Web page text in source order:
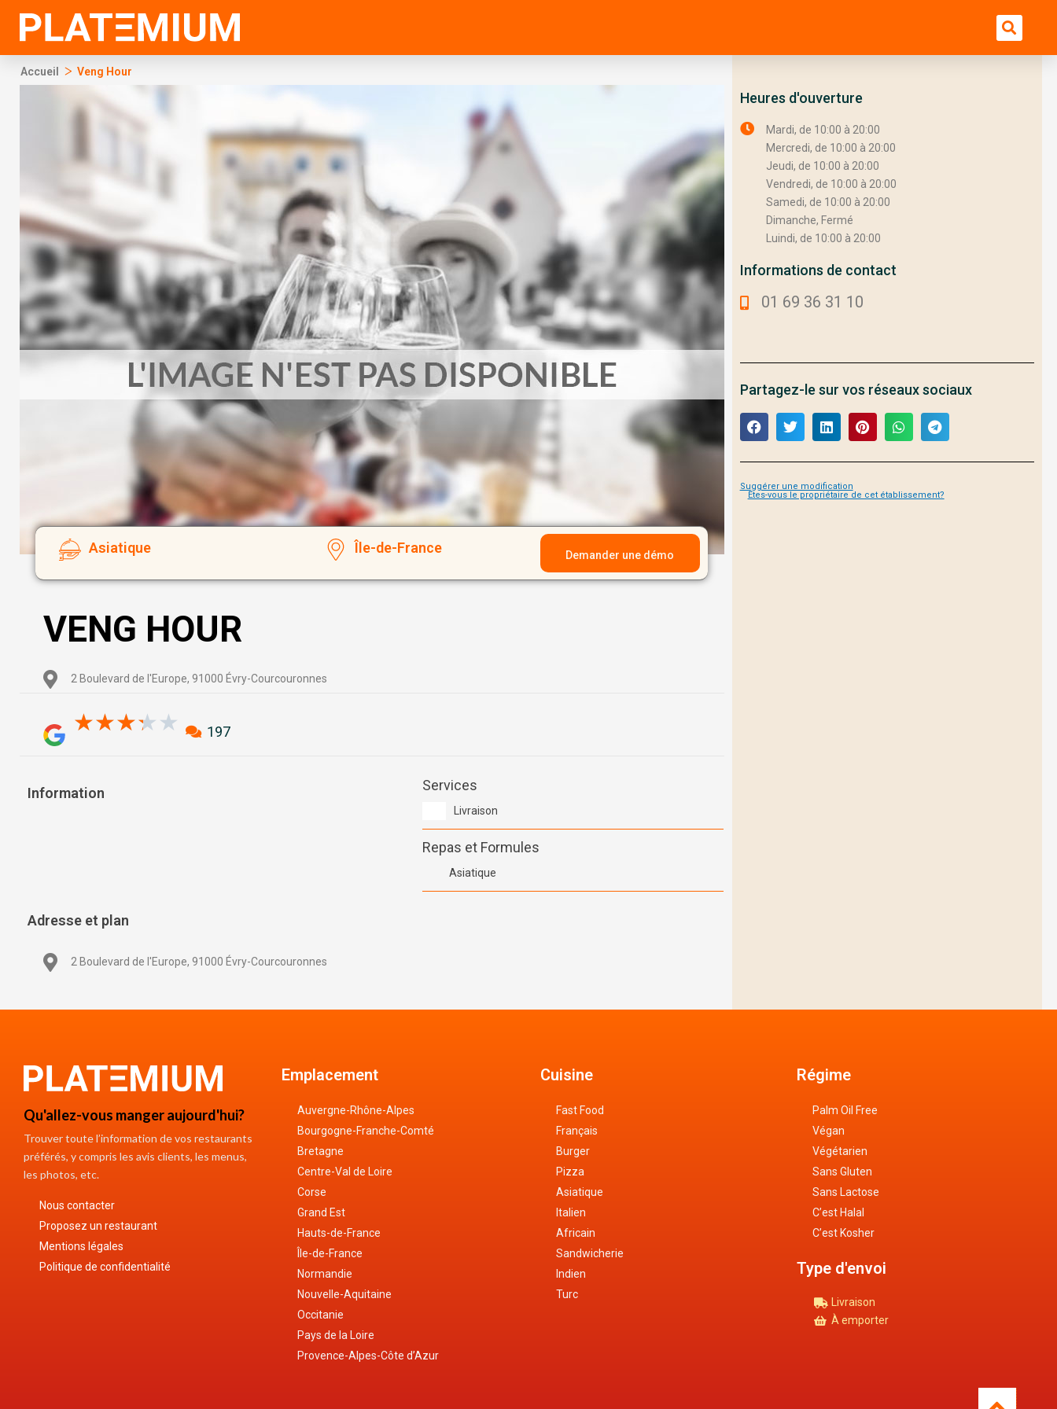
contenido
Accueil > Veng Hour
Asiatique Île-de-France Demander une démo
VENG HOUR
2 Boulevard de l'Europe, 91000 Évry-Courcouronnes
★★★★★ 3.3/5
197
Information Services
Livraison
Repas et Formules
Asiatique
Adresse et plan
2 Boulevard de l'Europe, 91000 Évry-Courcouronnes
Heures d'ouverture
Mardi, de 10:00 à 20:00
Mercredi, de 10:00 à 20:00
Jeudi, de 10:00 à 20:00
Vendredi, de 10:00 à 20:00
Samedi, de 10:00 à 20:00
Dimanche, Fermé
Luindi, de 10:00 à 20:00
Informations de contact
01 69 36 31 10
Partagez-le sur vos réseaux sociaux
Suggérer une modification
Êtes-vous le propriétaire de cet établissement?
Qu'allez-vous manger aujourd'hui?
Trouver toute l’information de vos restaurants
préférés, y compris les avis clients, les menus,
les photos, etc.
Nous contacter
Proposez un restaurant
Mentions légales
Politique de confidentialité
Emplacement
Auvergne-Rhône-Alpes
Bourgogne-Franche-Comté
Bretagne
Centre-Val de Loire
Corse
Grand Est
Hauts-de-France
Île-de-France
Normandie
Nouvelle-Aquitaine
Occitanie
Pays de la Loire
Provence-Alpes-Côte d’Azur
Cuisine
Fast Food
Français
Burger
Pizza
Asiatique
Italien
Africain
Sandwicherie
Indien
Turc
Régime
Palm Oil Free
Végan
Végétarien
Sans Gluten
Sans Lactose
C’est Halal
C’est Kosher
Type d'envoi
Livraison
À emporter